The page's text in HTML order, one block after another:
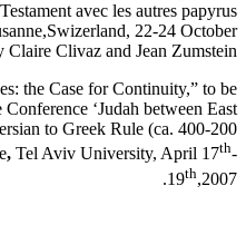
avec les autres papyrus
22-24 October
Claire Clivaz and Jean Zumstein.
the Case for Continuity,” to be
‘Judah between East
to Greek Rule (ca. 400-200
, Tel Aviv University, April 17th-
19th,2007.